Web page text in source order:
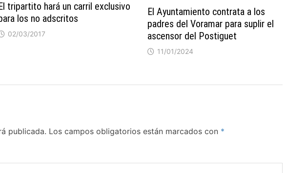
El tripartito hará un carril exclusivo
los no adscritos
02/03/2017
El Ayuntamiento contrata a los
padres del Voramar para suplir el
ascensor del Postiguet
11/01/2024
publicada. Los campos obligatorios están marcados con *